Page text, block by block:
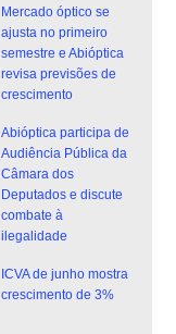
Mercado óptico se
ajusta no primeiro
semestre e Abióptica
revisa previsões de
crescimento
Abióptica participa de
Audiência Pública da
Câmara dos
Deputados e discute
combate à
ilegalidade
ICVA de junho mostra
crescimento de 3%